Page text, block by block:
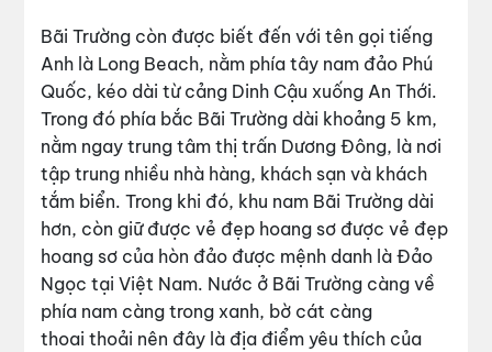
Bãi Trường còn được biết đến với tên gọi tiếng
Anh là Long Beach, nằm phía tây nam đảo Phú
Quốc, kéo dài từ cảng Dinh Cậu xuống An Thới.
Trong đó phía bắc Bãi Trường dài khoảng 5 km,
nằm ngay trung tâm thị trấn Dương Đông, là nơi
tập trung nhiều nhà hàng, khách sạn và khách
tắm biển. Trong khi đó, khu nam Bãi Trường dài
hơn, còn giữ được vẻ đẹp hoang sơ được vẻ đẹp
hoang sơ của hòn đảo được mệnh danh là Đảo
Ngọc tại Việt Nam. Nước ở Bãi Trường càng về
phía nam càng trong xanh, bờ cát càng
thoai thoải nên đây là địa điểm yêu thích của